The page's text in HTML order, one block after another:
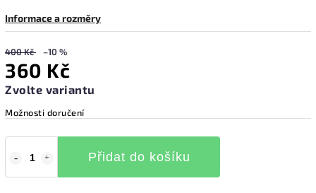
Informace a rozměry
400 Kč –10 %
360 Kč
Zvolte variantu
Možnosti doručení
Přidat do košíku